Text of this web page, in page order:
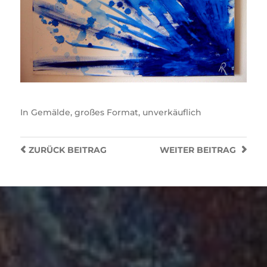
In Gemälde, großes Format, unverkäuflich
WEITER BEITRAG
ZURÜCKBEITRAG